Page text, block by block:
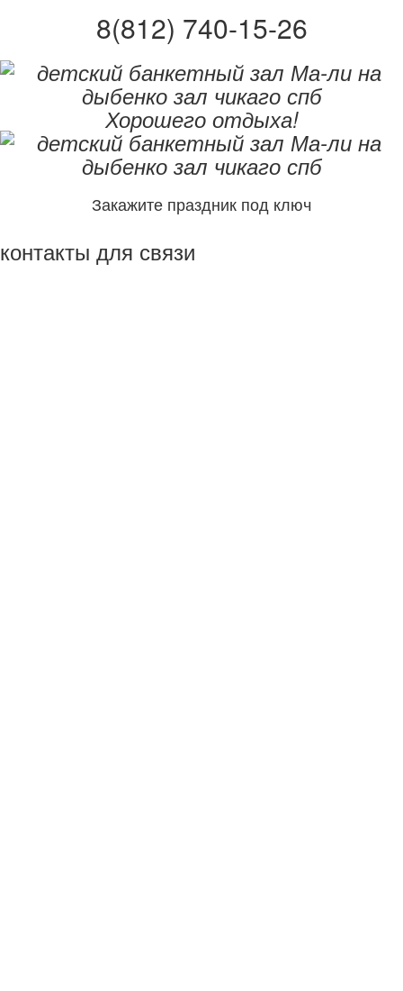
8(812) 740-15-26
Хорошего отдыха!
Закажите праздник под ключ
контакты для связи